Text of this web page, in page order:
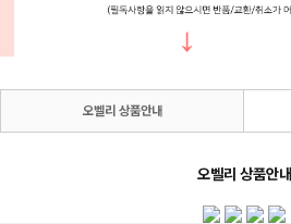
오벨리 상품안내
오벨리 상품안내